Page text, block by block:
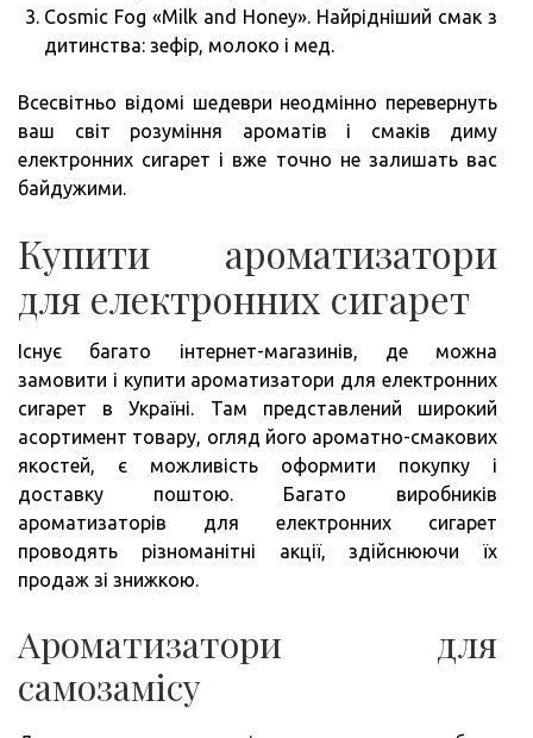
Cosmic Fog «Milk and Honey». Найрідніший смак з
дитинства: зефір, молоко і мед.
Всесвітньо відомі шедеври неодмінно перевернуть
ваш світ розуміння ароматів і смаків диму
електронних сигарет і вже точно не залишать вас
байдужими.
Купити ароматизатори
для електронних сигарет
Існує багато інтернет-магазинів, де можна
замовити і купити ароматизатори для електронних
сигарет в Україні. Там представлений широкий
асортимент товару, огляд його ароматно-смакових
якостей, є можливість оформити покупку і
доставку поштою. Багато виробників
ароматизаторів для електронних сигарет
проводять різноманітні акції, здійснюючи їх
продаж зі знижкою.
Ароматизатори для
самозамісу